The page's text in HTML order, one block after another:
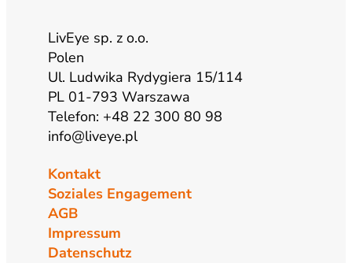
LivEye sp. z o.o.
Polen
Ul. Ludwika Rydygiera 15/114
PL 01-793 Warszawa
Telefon: +48 22 300 80 98
info@liveye.pl
Kontakt
Soziales Engagement
AGB
Impressum
Datenschutz